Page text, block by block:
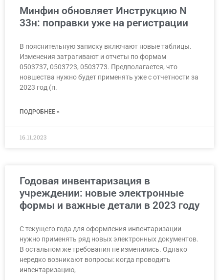
Минфин обновляет Инструкцию N
33н: поправки уже на регистрации
В пояснительную записку включают новые таблицы.
Изменения затрагивают и отчеты по формам
0503737, 0503723, 0503773. Предполагается, что
новшества нужно будет применять уже с отчетности за
2023 год (п.
ПОДРОБНЕЕ »
16.11.2023
Годовая инвентаризация в
учреждении: новые электронные
формы и важные детали в 2023 году
С текущего года для оформления инвентаризации
нужно применять ряд новых электронных документов.
В остальном же требования не изменились. Однако
нередко возникают вопросы: когда проводить
инвентаризацию,